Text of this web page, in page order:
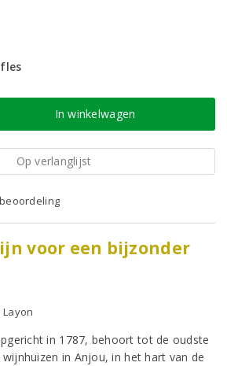
In winkelwagen
Op verlanglijst
voor een bijzonder
in 1787, behoort tot de oudste
in Anjou, in het hart van de